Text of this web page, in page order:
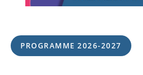
PROGRAMME 2026-2027